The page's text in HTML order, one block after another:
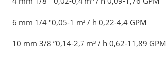
6 mm 1/4 "0,05-1 m³ / h 0,22-4,4 GPM
10 mm 3/8 ”0,14-2,7 m³ / h 0,62-11,89 GPM